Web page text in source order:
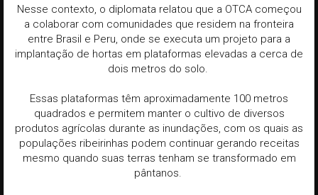
Nesse contexto, o diplomata relatou que a OTCA começou
a colaborar com comunidades que residem na fronteira
entre Brasil e Peru, onde se executa um projeto para a
implantação de hortas em plataformas elevadas a cerca de
dois metros do solo.
Essas plataformas têm aproximadamente 100 metros
quadrados e permitem manter o cultivo de diversos
produtos agrícolas durante as inundações, com os quais as
populações ribeirinhas podem continuar gerando receitas
mesmo quando suas terras tenham se transformado em
pântanos.